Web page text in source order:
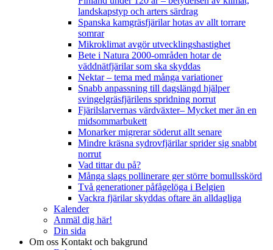
landskapstyp och arters särdrag
Spanska kamgräsfjärilar hotas av allt torrare
somrar
Mikroklimat avgör utvecklingshastighet
Bete i Natura 2000-områden hotar de
väddnätfjärilar som ska skyddas
Nektar – tema med många variationer
Snabb anpassning till dagslängd hjälper
svingelgräsfjärilens spridning norrut
Fjärilslarvernas värdväxter– Mycket mer än en
midsommarbukett
Monarker migrerar söderut allt senare
Mindre kräsna sydrovfjärilar sprider sig snabbt
norrut
Vad tittar du på?
Många slags pollinerare ger större bomullsskörd
Två generationer påfågelöga i Belgien
Vackra fjärilar skyddas oftare än alldagliga
Kalender
Anmäl dig här!
Din sida
Om oss Kontakt och bakgrund